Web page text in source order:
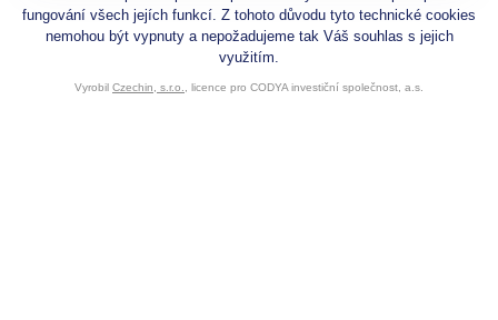
fungování všech jejích funkcí. Z tohoto důvodu tyto technické cookies
nemohou být vypnuty a nepožadujeme tak Váš souhlas s jejich
využitím.
Vyrobil Czechin, s.r.o. , licence pro CODYA investiční společnost, a.s.